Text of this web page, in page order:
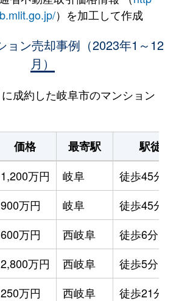
）を加工して作成
ョン売却事例（2023年1～12
月）
成約した岐阜市のマンション
価格 最寄駅
駅徒歩
1,200万円 岐阜
徒歩45分
900万円 岐阜
徒歩45分
600万円 西岐阜
徒歩6分
2,800万円 西岐阜
徒歩5分
250万円 西岐阜
徒歩21分